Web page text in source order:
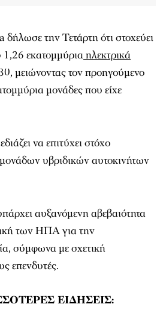
δήλωσε την Τετάρτη ότι στοχεύει
1,26 εκατομμύριαηλεκτρικά
μειώνοντας τον προηγούμενο
μονάδες που είχε
να επιτύχει στόχο
υβριδικών αυτοκινήτων
αυξανόμενη αβεβαιότητα
των ΗΠΑ για την
σύμφωνα με σχετική
επενδυτές.
ΕΙΔΗΣΕΙΣ: